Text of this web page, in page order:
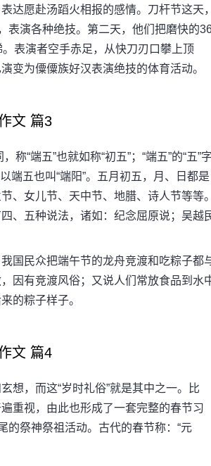
达愿赴汤蹈火相报的感情。刀杆节这天，
表演各种绝技。第二天，他们把磨快的
表演者空手赤足，从快刀刃口攀上顶
变为僳僳族好汉表演绝技的体育活动。
文 篇3
“端五”也就如称“初五”；“端五”的“五”字
端五也叫“端阳”。五月初五，月、日都是
、女儿节、天中节、地腊、诗人节等等。
、五种说法，诸如：纪念屈原说；吴越
民众把端午节的龙舟竞渡和吃粽子都
因有竞渡风俗；又说人们常放食品到水
的粽子样子。
文 篇4
，而这“岁时礼俗”就是其中之一。比
重视，由此也形成了一套完整的春节习
的祭神祭祖活动。古代的春节称：“元